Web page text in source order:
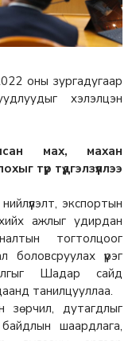
оны зургадугаар
хэлэлцэн
мах, махан
түр түдгэлзүүллээ
экспортын
ажлыг удирдан
тогтолцоог
үүрэг
Шадар сайд
танилцууллаа.
зөрчил, дутагдлыг
байдлын шаардлага,